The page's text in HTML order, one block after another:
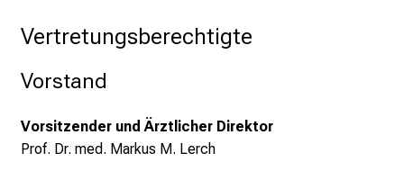
Vertretungsberechtigte
Vorstand
Vorsitzender und Ärztlicher Direktor
Prof. Dr. med. Markus M. Lerch